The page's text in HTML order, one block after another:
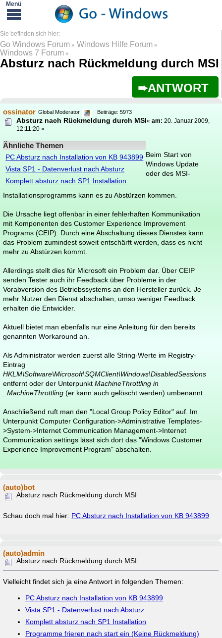
Go Windows Forum » Windows Hilfe Forum »
Windows 7 Forum »
Absturz nach Rückmeldung durch MSI
ANTWORT
ossinator Global Moderator Beiträge: 5973
Absturz nach Rückmeldung durch MSI«am: 20. Januar 2009,
12:11:20 »
Ähnliche Themen
PC Absturz nach Installation von KB 943899
Vista SP1 - Datenverlust nach Absturz
Komplett absturz nach SP1 Installation
Beim Start von
Windows Update
oder des MSI-
Installationsprogramms kann es zu Abstürzen kommen.
Die Ursache liegt offenbar in einer fehlerhaften Kommunikation
mit Komponenten des Customer Experience Improvement
Programs (CEIP). Durch eine Abschaltung dieses Dienstes kann
das Problem zumindest soweit entschärft werden, dass es nicht
mehr zu Abstürzen kommt.
Allerdings stellt dies für Microsoft ein Problem dar. Über CEIP
senden Tester auch ihr Feedback über Probleme in der
Vorabversion des Betriebssystems an den Hersteller zurück. Je
mehr Nutzer den Dienst abschalten, umso weniger Feedback
erhalten die Entwickler.
Aktuell bietet man ebenfalls nur eine Anleitung für den bereits
genannten Workaround an.
Als Administrator werden zuerst alle String-Werte im Registry-
Eintrag
HKLM\Software\Microsoft\SQMClient\Windows\DisabledSessions
entfernt oder der UnterpunktMachineThrottling in
_MachineThrottling (er kann auch gelöscht werden) umbenannt.
Anschließend ruft man den "Local Group Policy Editor" auf. Im
Unterpunkt Computer Configuration->Administrative Templates-
>System->Internet Communication Management->Internet
Communication settings lässt sich dort das "Windows Customer
Experience Improvement Program" abschalten.
(auto)bot
Absturz nach Rückmeldung durch MSI
Schau doch mal hier: PC Absturz nach Installation von KB 943899
(auto)admin
Absturz nach Rückmeldung durch MSI
Vielleicht findet sich ja eine Antwort in folgenden Themen:
PC Absturz nach Installation von KB 943899
Vista SP1 - Datenverlust nach Absturz
Komplett absturz nach SP1 Installation
Programme frieren nach start ein (Keine Rückmeldung)